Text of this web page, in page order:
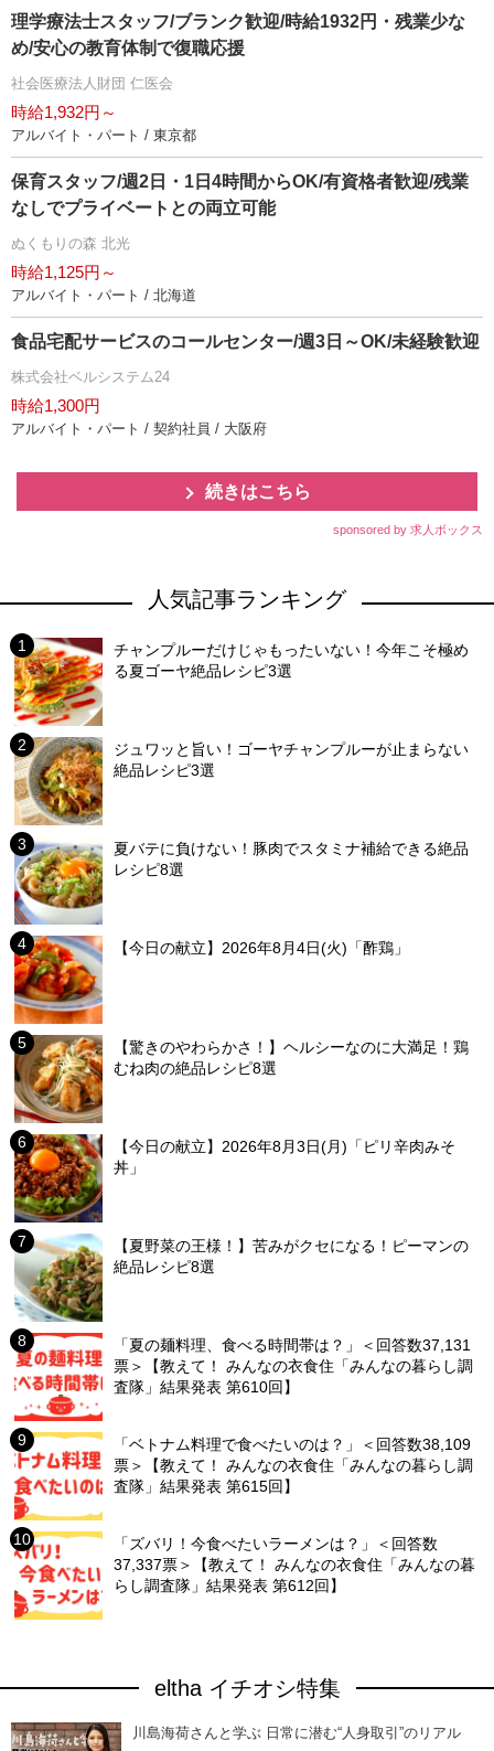
理学療法士スタッフ/ブランク歓迎/時給1932円・残業少な
め/安心の教育体制で復職応援
社会医療法人財団 仁医会
時給1,932円～
アルバイト・パート / 東京都
保育スタッフ/週2日・1日4時間からOK/有資格者歓迎/残業
なしでプライベートとの両立可能
ぬくもりの森 北光
時給1,125円～
アルバイト・パート / 北海道
食品宅配サービスのコールセンター/週3日～OK/未経験歓迎
株式会社ベルシステム24
時給1,300円
アルバイト・パート / 契約社員 / 大阪府
続きはこちら
sponsored by 求人ボックス
人気記事ランキング
チャンプルーだけじゃもったいない！今年こそ極め
る夏ゴーヤ絶品レシピ3選
ジュワッと旨い！ゴーヤチャンプルーが止まらない
絶品レシピ3選
夏バテに負けない！豚肉でスタミナ補給できる絶品
レシピ8選
【今日の献立】2026年8月4日(火)「酢鶏」
【驚きのやわらかさ！】ヘルシーなのに大満足！鶏
むね肉の絶品レシピ8選
【今日の献立】2026年8月3日(月)「ピリ辛肉みそ
丼」
【夏野菜の王様！】苦みがクセになる！ピーマンの
絶品レシピ8選
「夏の麺料理、食べる時間帯は？」＜回答数37,131
票＞【教えて！ みんなの衣食住「みんなの暮らし調
査隊」結果発表 第610回】
「ベトナム料理で食べたいのは？」＜回答数38,109
票＞【教えて！ みんなの衣食住「みんなの暮らし調
査隊」結果発表 第615回】
「ズバリ！今食べたいラーメンは？」＜回答数
37,337票＞【教えて！ みんなの衣食住「みんなの暮
らし調査隊」結果発表 第612回】
eltha イチオシ特集
川島海荷さんと学ぶ 日常に潜む“人身取引”のリアル